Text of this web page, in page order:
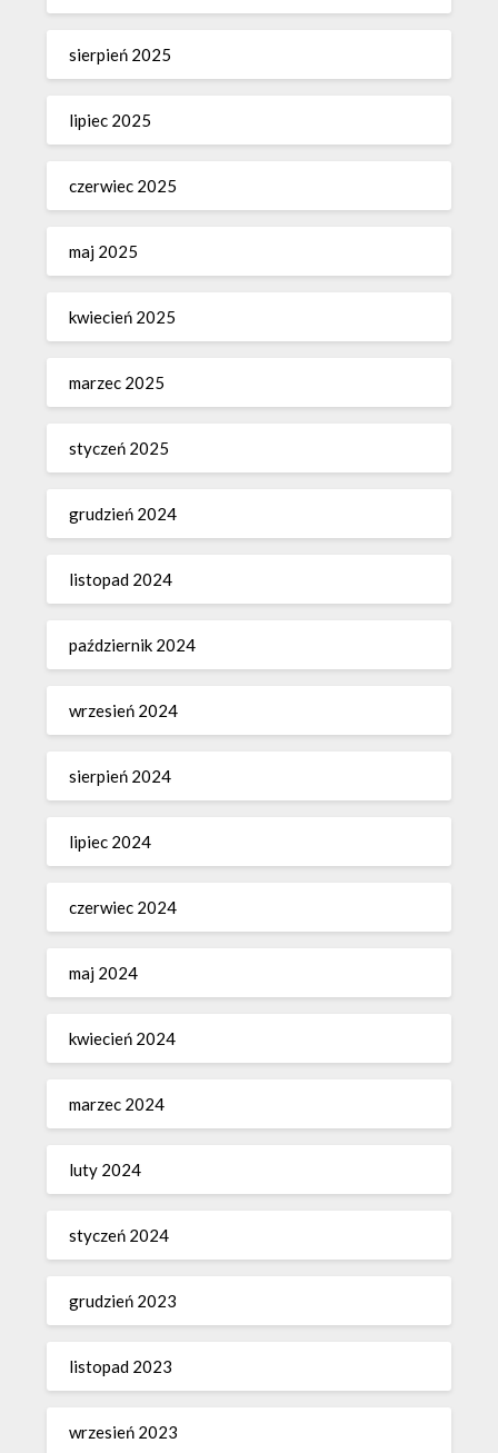
sierpień 2025
lipiec 2025
czerwiec 2025
maj 2025
kwiecień 2025
marzec 2025
styczeń 2025
grudzień 2024
listopad 2024
październik 2024
wrzesień 2024
sierpień 2024
lipiec 2024
czerwiec 2024
maj 2024
kwiecień 2024
marzec 2024
luty 2024
styczeń 2024
grudzień 2023
listopad 2023
wrzesień 2023